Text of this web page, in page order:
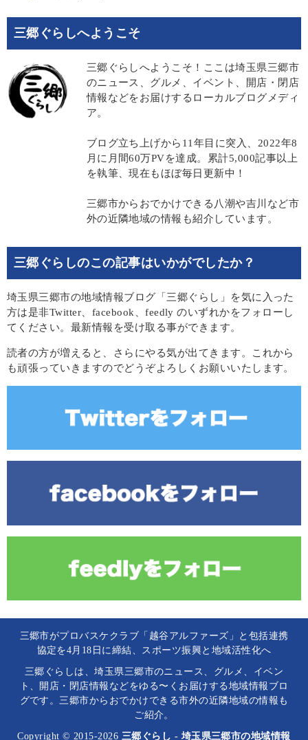
三郷ぐらしへようこそ
三郷ぐらしへようこそ！ここは埼玉県三郷市
のニュース、グルメ、イベント、開店・閉店
情報などをお届けするローカルブログメディ
ア。
ブログ立ち上げから11年目に突入、2022年8
月に月間60万PVを達成。累計5,000記事以上
を執筆、現在もほぼ毎日更新中！
三郷市からおでかけできる八潮や吉川など市
外の近隣地域の情報も紹介しています。
三郷ぐらしのこの記事はいかがでしたか？
埼玉県三郷市の地域情報ブログ「三郷ぐらし」を気に入った
方は是非Twitter、facebook、feedly のいずれかをフォローし
てください。最新情報を受け取る事ができます。
読者の方が増えると、さらにやる気が出てきます。これから
も頑張っていきますのでどうぞよろしくお願いいたします。
三郷市がプロバスケクラブ「越谷アルファーズ」と包括連携
協定を4月18日に締結、スポーツ振興と地域活性化へ
三郷ぐらしは、埼玉県三郷市のニュース、グルメ、イベン
ト、開店・閉店情報などをゆる〜くお届けする地域情報ブロ
グです。三郷市からおでかけできる市外の近隣地域の情報も
ご紹介。
Copyright © 2015-2026 三郷ぐらし - 埼玉県三郷市の地域情報